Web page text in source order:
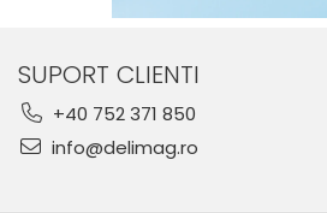
SUPORT CLIENTI
+40 752 371 850
info@delimag.ro